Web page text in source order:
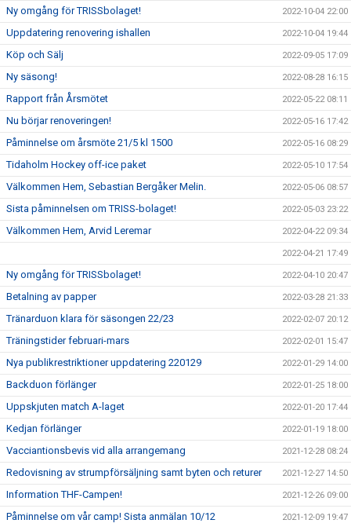
Ny omgång för TRISSbolaget! 2022-10-04 22:00
Uppdatering renovering ishallen 2022-10-04 19:44
Köp och Sälj 2022-09-05 17:09
Ny säsong! 2022-08-28 16:15
Rapport från Årsmötet 2022-05-22 08:11
Nu börjar renoveringen! 2022-05-16 17:42
Påminnelse om årsmöte 21/5 kl 1500 2022-05-16 08:29
Tidaholm Hockey off-ice paket 2022-05-10 17:54
Välkommen Hem, Sebastian Bergåker Melin. 2022-05-06 08:57
Sista påminnelsen om TRISS-bolaget! 2022-05-03 23:22
Välkommen Hem, Arvid Leremar 2022-04-22 09:34
2022-04-21 17:49
Ny omgång för TRISSbolaget! 2022-04-10 20:47
Betalning av papper 2022-03-28 21:33
Tränarduon klara för säsongen 22/23 2022-02-07 20:12
Träningstider februari-mars 2022-02-01 15:47
Nya publikrestriktioner uppdatering 220129 2022-01-29 14:00
Backduon förlänger 2022-01-25 18:00
Uppskjuten match A-laget 2022-01-20 17:44
Kedjan förlänger 2022-01-19 18:00
Vacciantionsbevis vid alla arrangemang 2021-12-28 08:24
Redovisning av strumpförsäljning samt byten och returer 2021-12-27 14:50
Information THF-Campen! 2021-12-26 09:00
Påminnelse om vår camp! Sista anmälan 10/12 2021-12-09 19:47